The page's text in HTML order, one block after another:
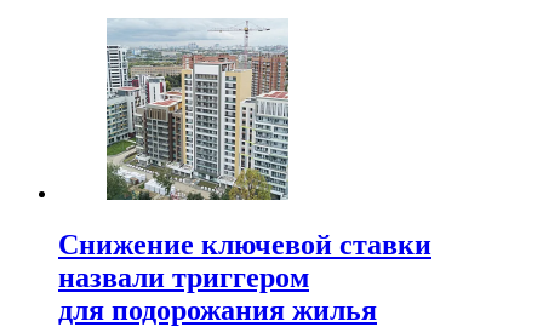
Снижение ключевой ставки
назвали триггером
для подорожания жилья